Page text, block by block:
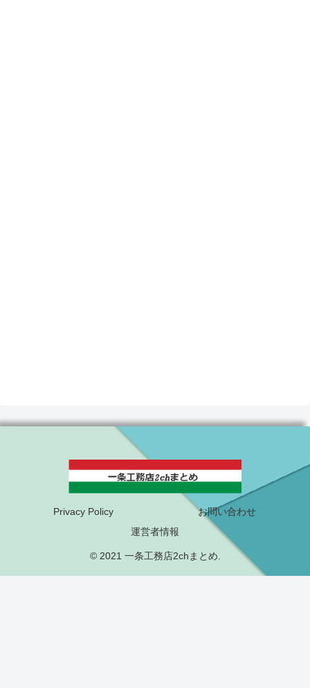
Privacy Policy
お問い合わせ
運営者情報
© 2021 一条工務店2chまとめ.